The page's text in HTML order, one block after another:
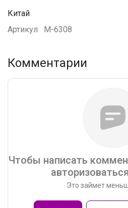
Китай
Артикул
M-6308
Комментарии
Чтобы написать
Это займет